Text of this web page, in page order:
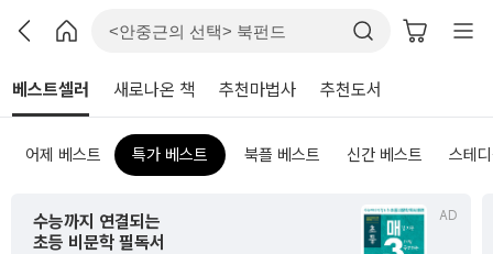
베스트셀러 새로나온 책 추천마법사 추천도서
어제 베스트 특가 베스트 북플 베스트 신간 베스트 스테
AD
수능까지 연결되는
초등 비문학 필독서